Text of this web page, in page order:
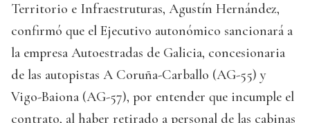
Territorio e Infraestruturas, Agustín Hernández,
confirmó que el Ejecutivo autonómico sancionará a
la empresa Autoestradas de Galicia, concesionaria
de las autopistas A Coruña-Carballo (AG-55) y
Vigo-Baiona (AG-57), por entender que incumple el
contrato, al haber retirado a personal de las cabinas